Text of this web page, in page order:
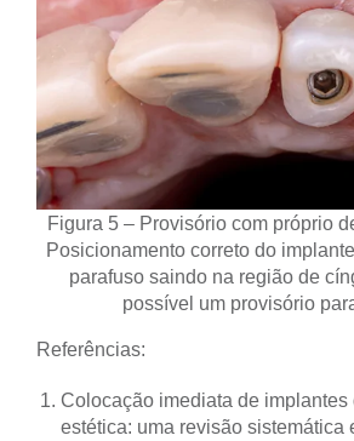
Figura 5 – Provisório com próprio
Posicionamento correto do
parafuso saindo na região de
possível um provisório
Referências:
Colocação imediata de implantes
estética: uma revisão sistemática